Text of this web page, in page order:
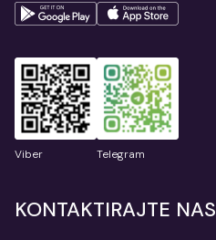
Viber Telegram
KONTAKTIRAJTE NAS